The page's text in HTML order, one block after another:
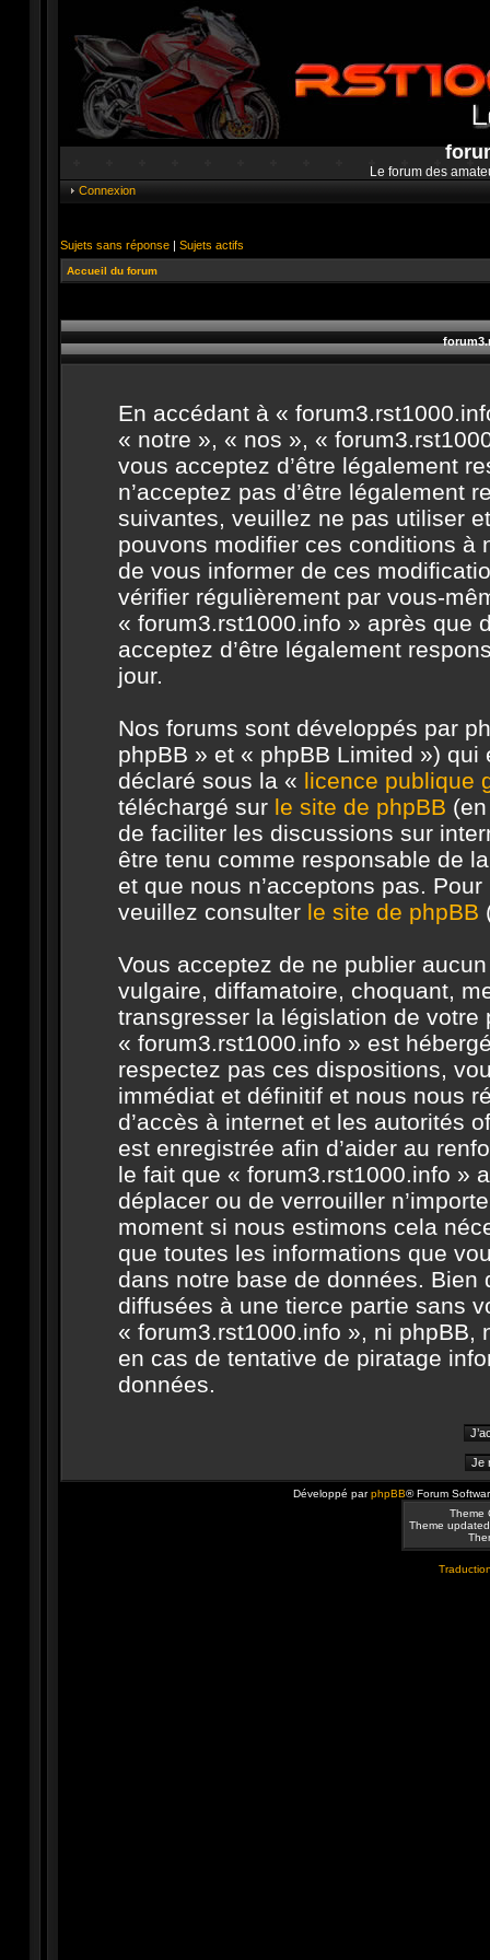
Le forum des
Connexion
Sujets sans réponse | Sujets actifs
Accueil du forum
En accédant à «
« notre », « nos », «
vous acceptez d’être légalement
n’acceptez pas d’être légalement
suivantes, veuillez ne pas utiliser
pouvons modifier ces conditions à
de vous informer de ces
vérifier régulièrement par vous-
« forum3.rst1000.info » après que
acceptez d’être légalement
jour.
Nos forums sont développés par
phpBB » et « phpBB Limited »)
déclaré sous la « licence publique
téléchargé sur le site de phpBB
de faciliter les discussions sur
être tenu comme responsable de
et que nous n’acceptons pas.
veuillez consulter le site de phpBB
Vous acceptez de ne publier
vulgaire, diffamatoire, choquant,
transgresser la législation de
« forum3.rst1000.info » est
respectez pas ces dispositions,
immédiat et définitif et nous nous
d’accès à internet et les autorités
est enregistrée afin d’aider au
le fait que « forum3.rst1000.info »
déplacer ou de verrouiller
moment si nous estimons cela
que toutes les informations que
dans notre base de données.
diffusées à une tierce partie sans
« forum3.rst1000.info », ni phpBB,
en cas de tentative de piratage
données.
Développé parphpBB® Forum
Theme
Theme